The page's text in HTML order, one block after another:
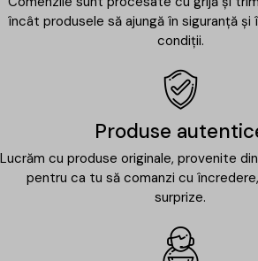
încât produsele să ajungă în siguranță și
condiții.
Produse
Lucrăm cu produse originale, provenite
pentru ca tu să comanzi cu
surprize.